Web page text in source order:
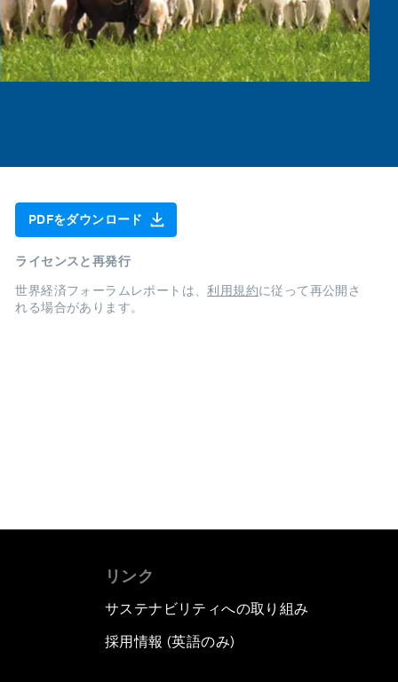
PDFをダウンロード
ライセンスと再発行
世界経済フォーラムレポートは、利用規約に従って再公開さ
れる場合があります。
リンク
サステナビリティへの取り組み
採用情報 (英語のみ)